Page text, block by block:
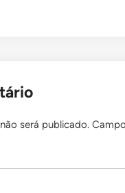
será publicado.